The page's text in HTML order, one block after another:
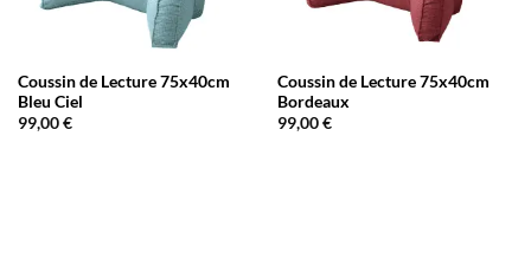
Coussin de Lecture 75x40cm
Bleu Ciel
99,00€
Coussin de Lecture 75x40cm
Bordeaux
99,00€